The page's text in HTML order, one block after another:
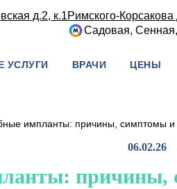
д.2, к.1Римского-Корсакова
Садовая,
УСЛУГИ ВРАЧИ ЦЕНЫ
импланты: причины, симптомы и
06.02.26
причины,